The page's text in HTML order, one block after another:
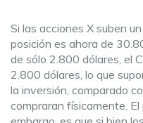
Si las acciones X suben
posición es ahora de
de sólo 2.800 dólares, el
2.800 dólares, lo que
la inversión, comparado
compraran físicamente.